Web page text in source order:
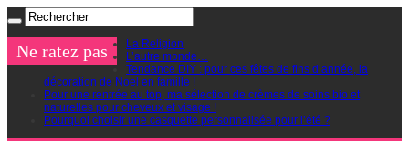
Ne ratez pas
La Religion
L’autre monde…
Tendance DIY : pour ces fêtes de fins d’année, la
décoration de Noel en famille !
Pour une rentrée au top, ma sélection de crèmes de soins bio et
naturelles pour cheveux et visage !
Pourquoi choisir une casquette personnalisée pour l’été ?